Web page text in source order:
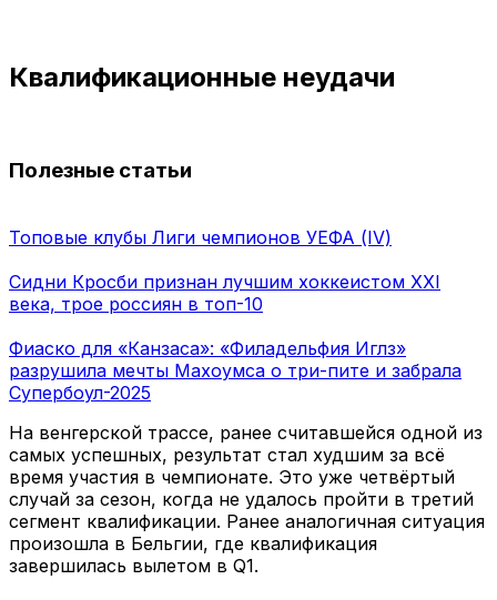
Квалификационные неудачи
Полезные статьи
Топовые клубы Лиги чемпионов УЕФА (IV)
Сидни Кросби признан лучшим хоккеистом XXI
века, трое россиян в топ-10
Фиаско для «Канзаса»: «Филадельфия Иглз»
разрушила мечты Махоумса о три-пите и забрала
Супербоул-2025
На венгерской трассе, ранее считавшейся одной из
самых успешных, результат стал худшим за всё
время участия в чемпионате. Это уже четвёртый
случай за сезон, когда не удалось пройти в третий
сегмент квалификации. Ранее аналогичная ситуация
произошла в Бельгии, где квалификация
завершилась вылетом в Q1.